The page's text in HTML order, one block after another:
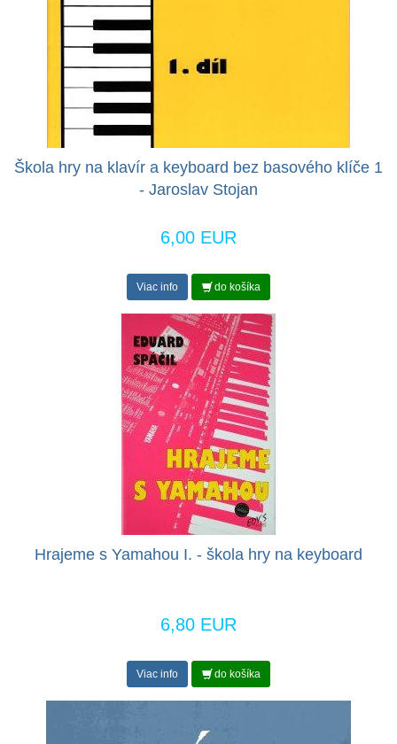
Škola hry na klavír a keyboard bez basového klíče 1
- Jaroslav Stojan
6,00 EUR
Viac info do košíka
Hrajeme s Yamahou I. - škola hry na keyboard
6,80 EUR
Viac info do košíka